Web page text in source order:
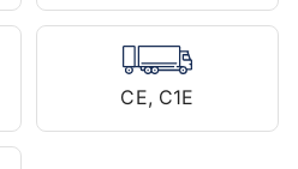
CE, C1E